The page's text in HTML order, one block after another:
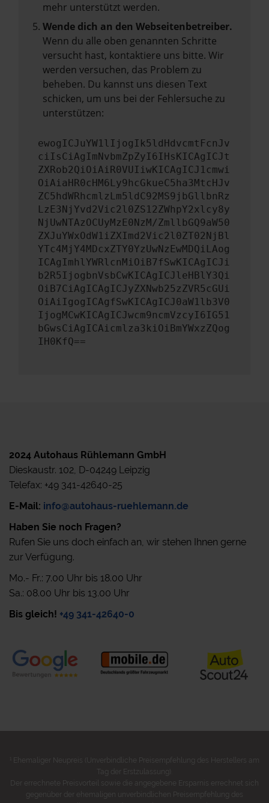
mehr unterstützt werden.
Wende dich an den Webseitenbetreiber.
Wenn du alle oben genannten Schritte
versucht hast, kontaktiere uns bitte. Wir
werden versuchen, das Problem zu
beheben. Du kannst uns diesen Text
schicken, um uns bei der Fehlersuche zu
unterstützen:
ewogICJuYW1lIjogIk5ldHdvcmtFcnJv
ciIsCiAgImNvbmZpZyI6IHsKICAgICJt
ZXRob2QiOiAiR0VUIiwKICAgICJ1cmwi
OiAiaHR0cHM6Ly9hcGkueC5ha3MtcHJv
ZC5hdWRhcmlzLm5ldC92MS9jbGllbnRz
LzE3NjYvd2Vic2l0ZS12ZWhpY2xlcy8y
NjUwNTAzOCUyMzE0NzM/ZmllbGQ9aW50
ZXJuYWxOdW1iZXImd2Vic2l0ZT02NjBl
YTc4MjY4MDcxZTY0YzUwNzEwMDQiLAog
ICAgImhlYWRlcnMiOiB7fSwKICAgICJi
b2R5IjogbnVsbCwKICAgICJleHBlY3Qi
OiB7CiAgICAgICJyZXNwb25zZVR5cGUi
OiAiIgogICAgfSwKICAgICJ0aW1lb3V0
IjogMCwKICAgICJwcm9ncmVzcyI6IG51
bGwsCiAgICAicmlza3kiOiBmYWxzZQog
IH0KfQ==
2024 Autohaus Rühlemann GmbH
Dieskaustr. 102, D-04249 Leipzig
Telefax: +49 341-42640-25
E-Mail: info@autohaus-ruehlemann.de
Haben Sie noch Fragen?
Rufen Sie uns doch einfach an, wir stehen Ihnen gerne
zur Verfügung.
Mo.- Fr.: 7.00 Uhr bis 18.00 Uhr
Sa.: 08.00 Uhr bis 13.00 Uhr
Bis gleich! +49 341-42640-0
Ehemaliger Neupreis (Unverbindliche Preisempfehlung des Herstellers am
Tag der Erstzulassung).
Der errechnete Preisvorteil sowie die angegebene Ersparnis errechnet sich
gegenüber der ehemaligen unverbindlichen Preisempfehlung des